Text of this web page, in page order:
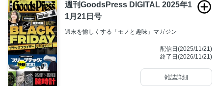
週刊GoodsPress DIGITAL 2025年1
1月21日号
週末を愉しくする「モノと趣味」マガジン
配信日(2025/11/21)
終了日(2026/11/21)
雑誌詳細